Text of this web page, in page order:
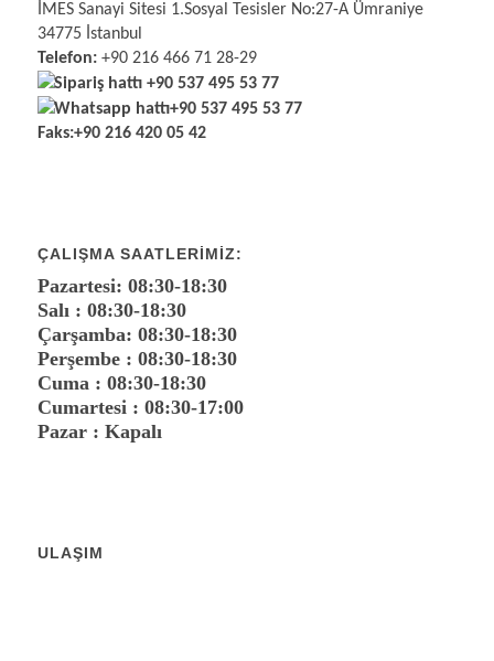
İMES Sanayi Sitesi 1.Sosyal Tesisler No:27-A Ümraniye
34775 İstanbul
Telefon:+90 216 466 71 28-29
Sipariş hattı +90 537 495 53 77
Whatsapp hattı+90 537 495 53 77
Faks:+90 216 420 05 42
ÇALIŞMA SAATLERIMIZ:
Pazartesi: 08:30-18:30
Salı : 08:30-18:30
Çarşamba: 08:30-18:30
Perşembe : 08:30-18:30
Cuma : 08:30-18:30
Cumartesi : 08:30-17:00
Pazar : Kapalı
ULAŞIM